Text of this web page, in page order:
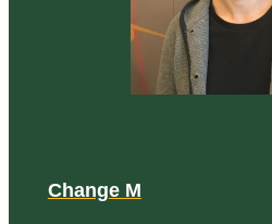
Change M